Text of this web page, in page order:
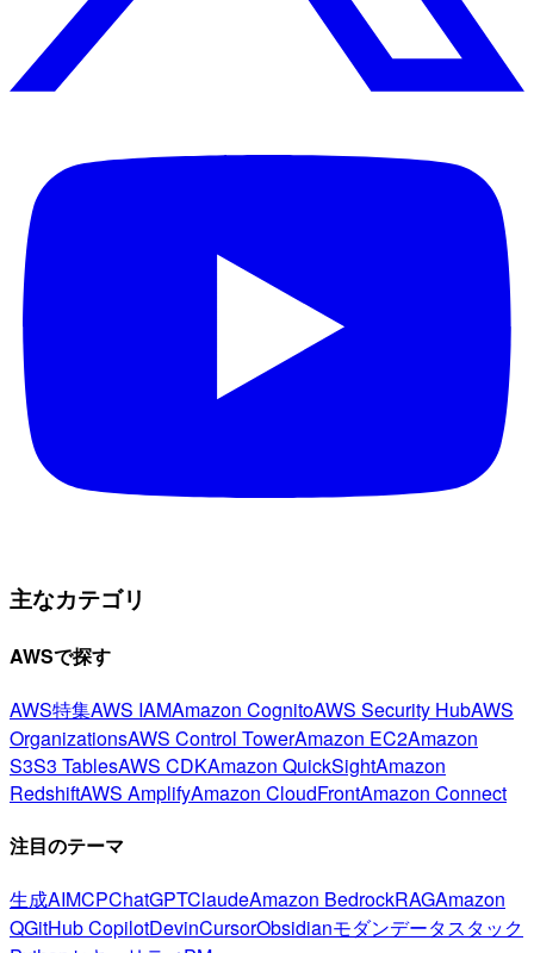
主なカテゴリ
AWSで探す
AWS特集AWS IAMAmazon CognitoAWS Security HubAWS
OrganizationsAWS Control TowerAmazon EC2Amazon
S3S3 TablesAWS CDKAmazon QuickSightAmazon
RedshiftAWS AmplifyAmazon CloudFrontAmazon Connect
注目のテーマ
生成AIMCPChatGPTClaudeAmazon BedrockRAGAmazon
QGitHub CopilotDevinCursorObsidianモダンデータスタック